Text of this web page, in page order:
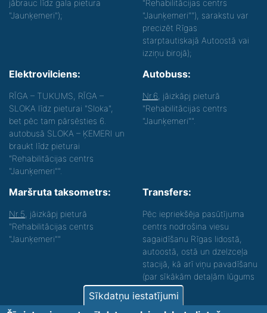
jābrauc līdz gala pietura
"Jaunķemeri");
"Rehabilitācijas centrs
"Jaunķemeri""), sarakstu var
precizēt Rīgas
starptautiskajā Autoostā vai
izziņu birojā);
Elektrovilciens:
RĪGA – TUKUMS, RĪGA –
SLOKA līdz pieturai "Sloka",
bet pēc tam pārsēsties 6.
autobusā SLOKA – ĶEMERI un
braukt līdz pieturai
"Rehabilitācijas centrs
"Jaunķemeri"".
Autobuss:
Nr.6 , jāizkāpj pieturā
"Rehabilitācijas centrs
"Jaunķemeri"".
Maršruta taksometrs:
Nr.5 , jāizkāpj pieturā
"Rehabilitācijas centrs
"Jaunķemeri""
Transfers:
Pēc iepriekšēja pasūtījuma
centrs nodrošina viesu
sagaidīšanu Rīgas lidostā,
autoostā, ostā un dzelzceļa
stacijā, kā arī viņu pavadīšanu
(par sīkākām detaļām lūgums
zvanīt).
Nodrošinām vides piekļūstamību personām ar
Sīkdatņu iestatījumi